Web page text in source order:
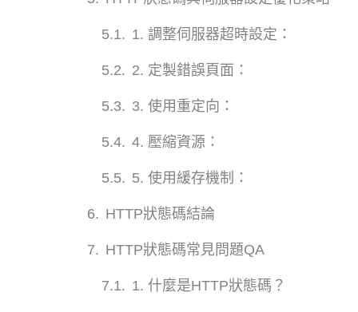
1. 調整伺服器超時設定：
2. 定製錯誤頁面：
3. 使用重定向：
4. 壓縮資源：
5. 使用緩存機制：
HTTP狀態碼結論
HTTP狀態碼常見問題QA
1. 什麼是HTTP狀態碼？